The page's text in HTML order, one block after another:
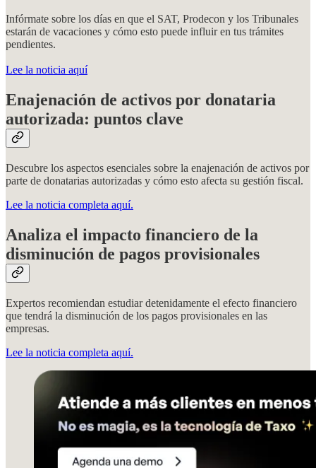
Infórmate sobre los días en que el SAT, Prodecon y los Tribunales
estarán de vacaciones y cómo esto puede influir en tus trámites
pendientes.
Lee la noticia aquí
Enajenación de activos por donataria
autorizada: puntos clave
Descubre los aspectos esenciales sobre la enajenación de activos por
parte de donatarias autorizadas y cómo esto afecta su gestión fiscal.
Lee la noticia completa aquí.
Analiza el impacto financiero de la
disminución de pagos provisionales
Expertos recomiendan estudiar detenidamente el efecto financiero
que tendrá la disminución de los pagos provisionales en las
empresas.
Lee la noticia completa aquí.